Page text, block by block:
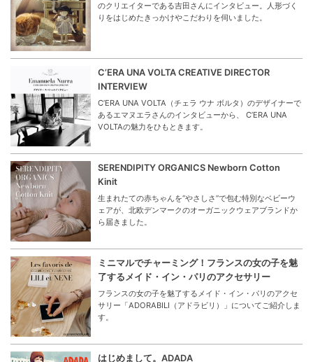
のクリエイターである吉田さんにインタビュー。人形づく
りをはじめたきっかけやこだわりを伺いました。
C’ERA UNA VOLTA CREATIVE DIRECTOR
INTERVIEW
C’ERA UNA VOLTA（チェラ ウナ ボルタ）のデザイナーで
あるエマヌエラさんのインタビューから、 C’ERA UNA
VOLTAの魅力をひもときます。
SERENDIPITY ORGANICS Newborn Cotton
Kinit
生まれたての赤ちゃんを“やさしさ”で包む特別なベビーウ
ェアが、北欧デンマークのオーガニックウェアブランドか
ら届きました。
ミニマルでチャーミング！フランスの女の子を魅
了するメイド・イン・パリのアクセサリー
フランスの女の子を魅了するメイド・イン・パリのアクセ
サリー「ADORABILI（アドラビリ）」についてご紹介しま
す。
はじめまして。ADADA